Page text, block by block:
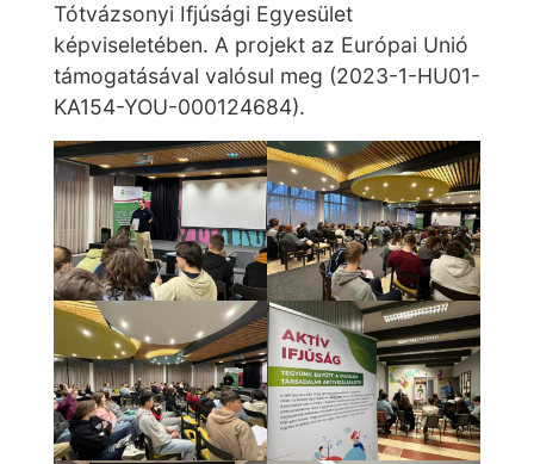
Tótvázsonyi Ifjúsági Egyesület
képviseletében. A projekt az Európai Unió
támogatásával valósul meg (2023-1-HU01-
KA154-YOU-000124684).